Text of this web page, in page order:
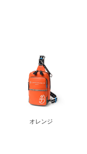
オレンジ